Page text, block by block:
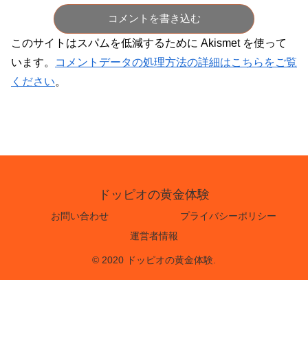
コメントを書き込む
このサイトはスパムを低減するために Akismet を使って
います。
コメントデータの処理方法の詳細はこちらをご覧
ください。
ドッピオの黄金体験
お問い合わせ
プライバシーポリシー
運営者情報
© 2020 ドッピオの黄金体験.